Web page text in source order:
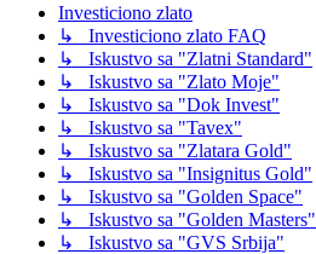
Investiciono zlato
↳ Investiciono zlato FAQ
↳ Iskustvo sa "Zlatni Standard"
↳ Iskustvo sa "Zlato Moje"
↳ Iskustvo sa "Dok Invest"
↳ Iskustvo sa "Tavex"
↳ Iskustvo sa "Zlatara Gold"
↳ Iskustvo sa "Insignitus Gold"
↳ Iskustvo sa "Golden Space"
↳ Iskustvo sa "Golden Masters"
↳ Iskustvo sa "GVS Srbija"